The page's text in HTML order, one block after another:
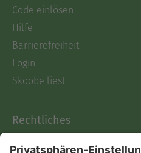
Code einlösen
Hilfe
Barrierefreiheit
Login
Skoobe liest
Rechtliches